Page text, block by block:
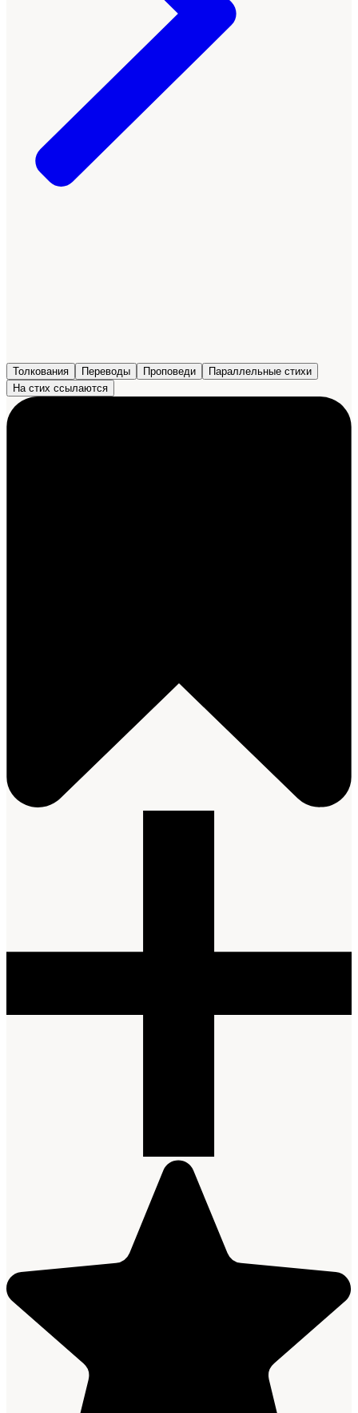
Толкования Переводы Проповеди
Параллельные стихи
На стих ссылаются